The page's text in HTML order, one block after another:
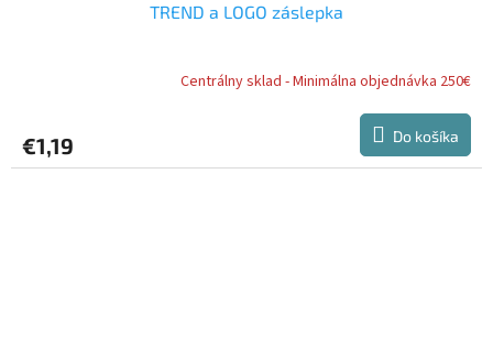
TREND a LOGO záslepka
Centrálny sklad - Minimálna objednávka 250€
€1,19 Do košíka